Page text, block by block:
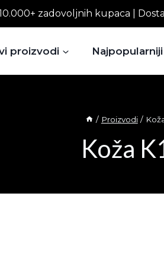
zadovoljnih kupaca |
proizvodi
/ Proizvodi /
Koža